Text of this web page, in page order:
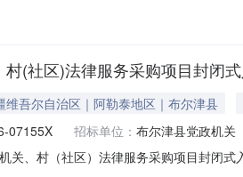
(社区)法律服务采购项目封闭
维吾尔自治区｜阿勒泰地区｜布尔津县
07155X 招标单位： 布尔津县党政机关
关、村（社区）法律服务采购项目封闭